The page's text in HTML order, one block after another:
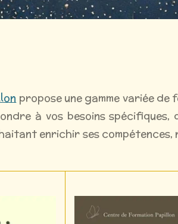
propose une gamme variée
à vos besoins spécifiques,
enrichir ses